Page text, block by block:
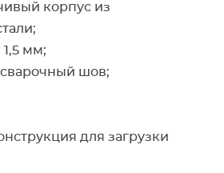
корпус из
мм;
шов;
для загрузки